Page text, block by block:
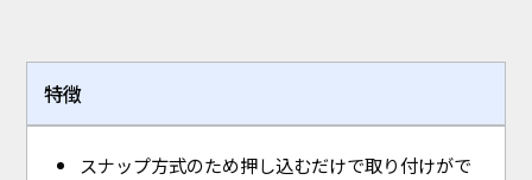
特徴
スナップ方式のため押し込むだけで取り付けがで